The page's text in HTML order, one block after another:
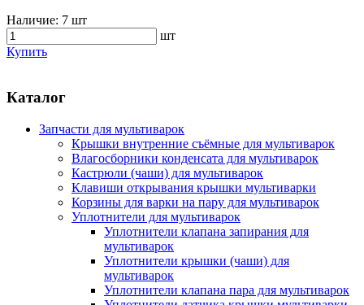
Наличие: 7 шт
шт
Купить
Каталог
Запчасти для мультиварок
Крышки внутренние съёмные для мультиварок
Влагосборники конденсата для мультиварок
Кастрюли (чаши) для мультиварок
Клавиши открывания крышки мультиварки
Корзины для варки на пару для мультиварок
Уплотнители для мультиварок
Уплотнители клапана запирания для
мультиварок
Уплотнители крышки (чаши) для
мультиварок
Уплотнители клапана пара для мультиварок